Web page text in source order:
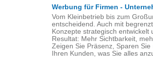
Werbung für Firmen -
Vom Kleinbetrieb bis zum
entscheidend. Auch mit
Konzepte strategisch
Resultat: Mehr Sichtbarkeit,
Zeigen Sie Präsenz, Sparen
Ihren Kunden, was Sie alles